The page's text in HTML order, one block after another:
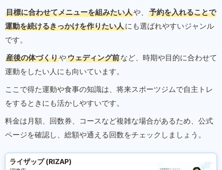
目標に合わせてメニューを組みたい人や、
予約を入れることで
運動を続けるきっかけを作りたい人にも選ばれやすいジャンル
です。
産後の体づくりやウェディング前など、時期や目的に合わせて
運動をしたい人にも向いています。
ここで得た運動や食事の知識は、将来スポーツジムで自主トレ
をするときにも活かしやすいです。
料金は月額、回数券、コースなど複雑な場合があるため、公式
ページを確認し、総額や通える回数をチェックしましょう。
ライザップ (RIZAP)